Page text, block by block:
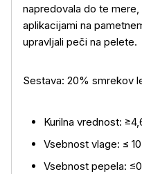
napredovala do te
aplikacijami na
upravljali peči na pelete.
Sestava: 20% smrekov
Kurilna vrednost:
Vsebnost vlage: ≤
Vsebnost pepela: